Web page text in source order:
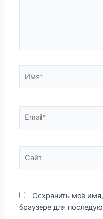
Сохранить моё
браузере для